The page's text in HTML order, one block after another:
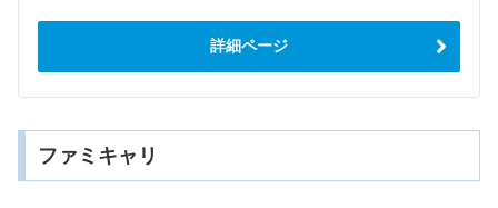
詳細ページ
ファミキャリ